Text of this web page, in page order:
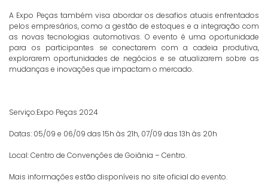
A Expo Peças também visa abordar os desafios atuais enfrentados
pelos empresários, como a gestão de estoques e a integração com
as novas tecnologias automotivas. O evento é uma oportunidade
para os participantes se conectarem com a cadeia produtiva,
explorarem oportunidades de negócios e se atualizarem sobre as
mudanças e inovações que impactam o mercado.
Serviço:Expo Peças 2024
Datas: 05/09 e 06/09 das 15h às 21h, 07/09 das 13h às 20h
Local: Centro de Convenções de Goiânia – Centro.
Mais informações estão disponíveis no site oficial do evento.